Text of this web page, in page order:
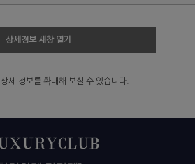
상세정보 새창 열기
상세 정보를 확대해 보실 수 있습니다.